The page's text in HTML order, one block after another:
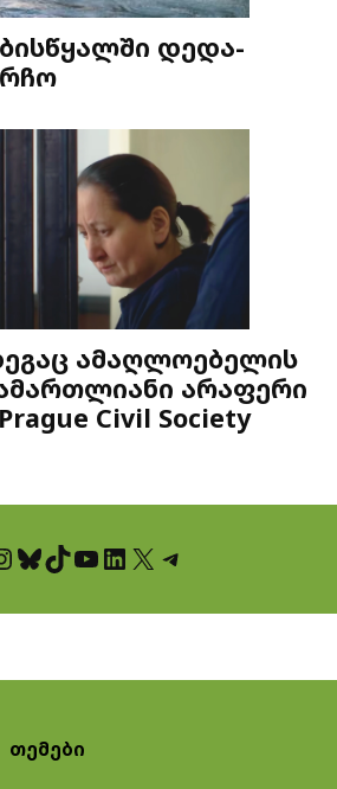
დედა-
ამაღლოებელის
არაფერი
Civil Society
Bluesky TikTok YouTube LinkedIn X Telegram
თემები